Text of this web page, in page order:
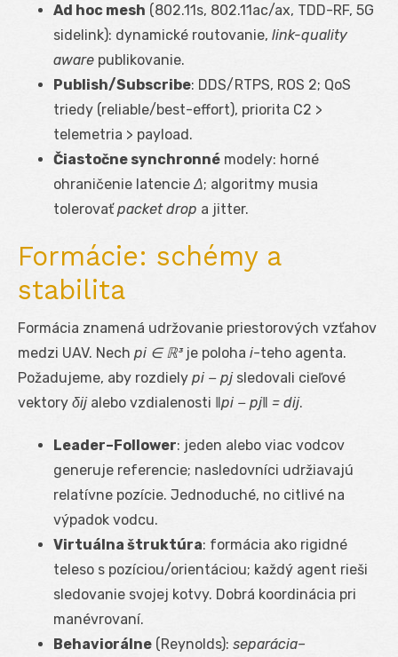
Ad hoc mesh (802.11s, 802.11ac/ax, TDD-RF, 5G
sidelink): dynamické routovanie, link-quality
aware publikovanie.
Publish/Subscribe: DDS/RTPS, ROS 2; QoS
triedy (reliable/best-effort), priorita C2 >
telemetria > payload.
Čiastočne synchronné modely: horné
ohraničenie latencieΔ; algoritmy musia
tolerovaťpacket drop a jitter.
Formácie: schémy a
stabilita
Formácia znamená udržovanie priestorových vzťahov
medzi UAV. Nech pi ∈ ℝ³je poloha i-teho agenta.
Požadujeme, aby rozdiely pi − pjsledovali cieľové
vektory δijalebo vzdialenosti ‖pi − pj‖ = dij.
Leader–Follower: jeden alebo viac vodcov
generuje referencie; nasledovníci udržiavajú
relatívne pozície. Jednoduché, no citlivé na
výpadok vodcu.
Virtuálna štruktúra: formácia ako rigidné
teleso s pozíciou/orientáciou; každý agent rieši
sledovanie svojej kotvy. Dobrá koordinácia pri
manévrovaní.
Behaviorálne (Reynolds): separácia–